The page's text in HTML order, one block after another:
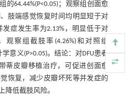
的64.44%(P<0.05)；观察组创面愈
肢端感觉恢复时间均明显短于对
发症发生率为2.13%，明显低于对
观察组截肢率(4.26%)和对照组
意义(P>0.05)。结论：对DFU患者
蒂皮瓣移植治疗，可促进创面愈
恢复，减少皮瓣坏死等并发症的
降低截肢风险。